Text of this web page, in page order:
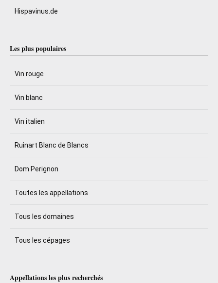
Hispavinus.de
Les plus populaires
Vin rouge
Vin blanc
Vin italien
Ruinart Blanc de Blancs
Dom Perignon
Toutes les appellations
Tous les domaines
Tous les cépages
Appellations les plus recherchés